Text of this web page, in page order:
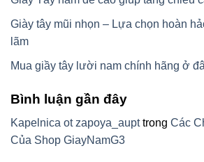
Giày tây mũi nhọn – Lựa chọn hoàn
lãm
Mua giầy tây lười nam chính hãng ở
Bình luận gần đây
Kapelnica ot zapoya_aupttrong Các
Của Shop GiayNamG3